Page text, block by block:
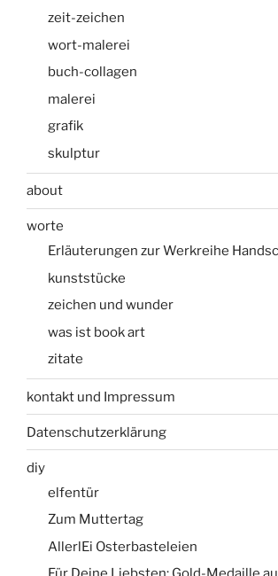
zeit-zeichen
wort-malerei
buch-collagen
malerei
grafik
skulptur
about
worte
Erläuterungen zur Werkreihe
kunststücke
zeichen und wunder
was ist book art
zitate
kontakt und Impressum
Datenschutzerklärung
diy
elfentür
Zum Muttertag
AllerlEi Osterbasteleien